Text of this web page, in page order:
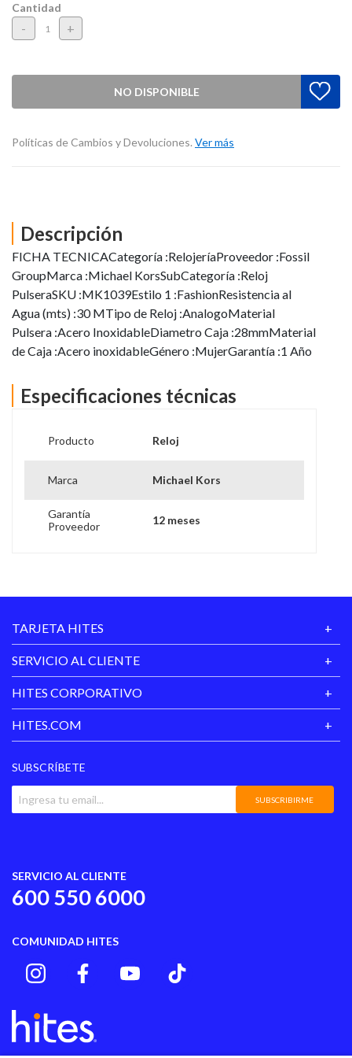
Cantidad
- +
NO DISPONIBLE
Políticas de Cambios y Devoluciones. Ver más
Descripción
FICHA TECNICACategoría :RelojeríaProveedor :Fossil
GroupMarca :Michael KorsSubCategoría :Reloj
PulseraSKU :MK1039Estilo 1 :FashionResistencia al
Agua (mts) :30 MTipo de Reloj :AnalogoMaterial
Pulsera :Acero InoxidableDiametro Caja :28mmMaterial
de Caja :Acero inoxidableGénero :MujerGarantía :1 Año
Especificaciones técnicas
Producto Reloj
Marca Michael Kors
Garantía
Proveedor
12 meses
TARJETA HITES
SERVICIO AL CLIENTE
HITES CORPORATIVO
HITES.COM
SUBSCRÍBETE
SUBSCRIBIRME
SERVICIO AL CLIENTE
600 550 6000
COMUNIDAD HITES